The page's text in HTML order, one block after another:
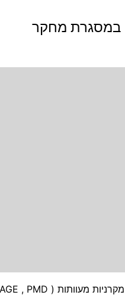
במסגרת מחקר